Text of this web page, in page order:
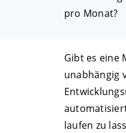
pro Monat?
Gibt es eine
unabhängig
laufen zu